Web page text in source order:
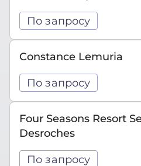
По запросу
Constance Lemuria
По запросу
Four Seasons Resort
Desroches
По запросу